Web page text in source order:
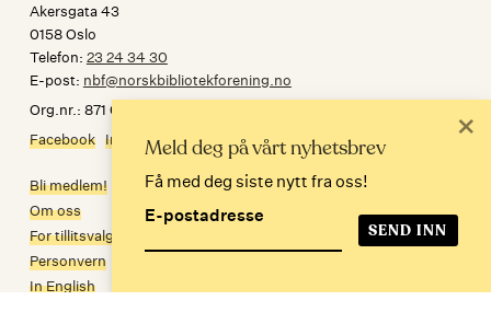
Akersgata 43
0158 Oslo
Telefon: 23 24 34 30
E-post: nbf@norskbibliotekforening.no
Org.nr.: 871 032 092
Facebook Instagram
Bli medlem!
Om oss
For tillitsvalgte
Personvern
In English
Meld deg på vårt nyhetsbrev
Få med deg siste nytt fra oss!
E-postadresse
×